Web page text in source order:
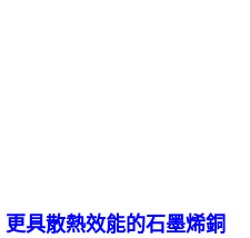
具散熱效能的石墨烯銅